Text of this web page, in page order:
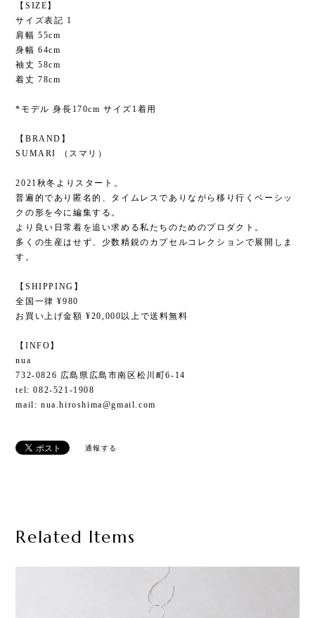
【SIZE】
サイズ表記 1
肩幅 55cm
身幅 64cm
袖丈 58cm
着丈 78cm
*モデル 身長170cm サイズ1着用
【BRAND】
SUMARI （スマリ）
2021秋冬よりスタート。
普遍的であり匿名的、タイムレスでありながら移り行くベーシッ
クの形を今に編集する。
より良い日常着を追い求める私たちのためのプロダクト。
多くの生産はせず、少数精鋭のカプセルコレクションで展開しま
す。
【SHIPPING】
全国一律 ¥980
お買い上げ金額 ¥20,000以上で送料無料
【INFO】
nua
732-0826 広島県広島市南区松川町6-14
tel: 082-521-1908
mail: nua.hiroshima@gmail.com
通報する
Related Items